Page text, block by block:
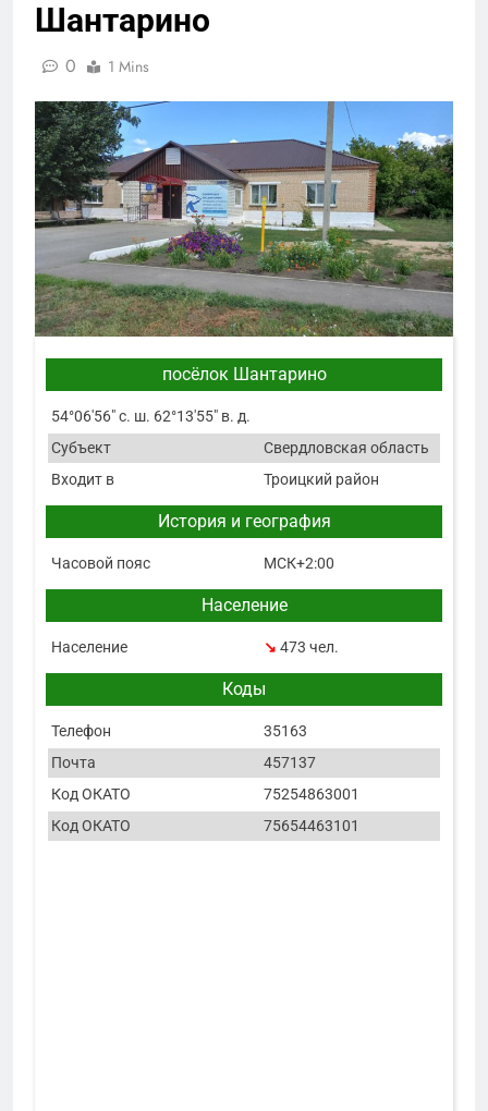
Шантарино
0 1 Mins
посёлок Шантарино
54°06′56″ с. ш. 62°13′55″ в. д.
Субъект
Свердловская область
Входит в
Троицкий район
История и география
Часовой пояс МСК+2:00
Население
Население ↘ 473 чел.
Коды
Телефон
35163
Почта
457137
Код ОКАТО
75254863001
Код ОКАТО
75654463101